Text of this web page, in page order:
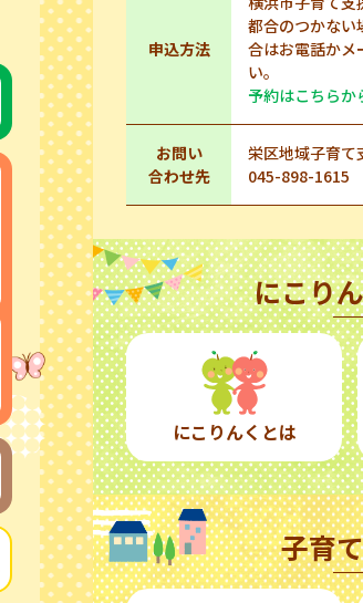
申込方法
都合のつかない
合はお電話かメ
い。
予約はこちらか
お問い
合わせ先
栄区地域子育て
045-898-1615
にこり
にこりんくとは
子育